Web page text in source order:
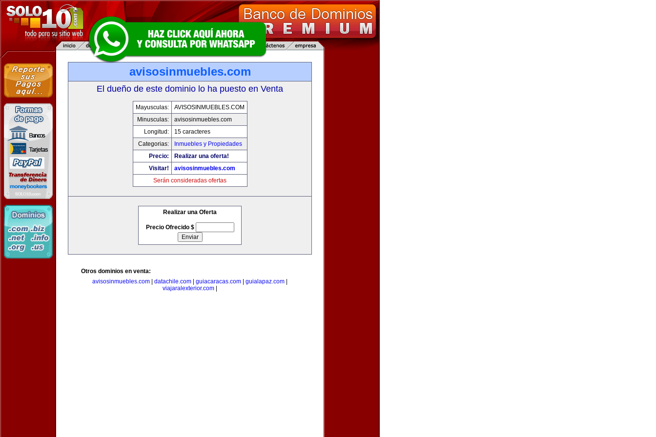
avisosinmuebles.com
El dueño de este dominio lo ha puesto en Venta
Mayusculas:
AVISOSINMUEBLES.COM
Minusculas:
avisosinmuebles.com
Longitud:
15 caracteres
Categorias:
Inmuebles y Propiedades
Precio:
Realizar una oferta!
Visitar!
avisosinmuebles.com
Serán consideradas ofertas
Realizar una Oferta
Precio Ofrecido $
Otros dominios en venta:
avisosinmuebles.com
datachile.com guiacaracas.com guialapaz.com
viajaralexterior.com